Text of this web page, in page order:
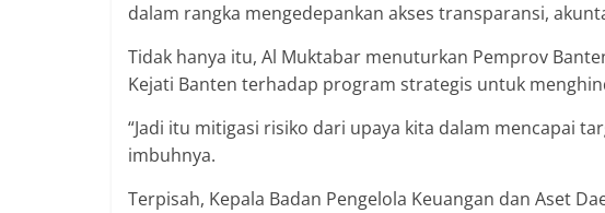
dalam rangka mengedepankan akses transparansi,
Tidak hanya itu, Al Muktabar menuturkan Pemprov
Kejati Banten terhadap program strategis untuk
“Jadi itu mitigasi risiko dari upaya kita dalam mencapai
imbuhnya.
Terpisah, Kepala Badan Pengelola Keuangan dan Aset